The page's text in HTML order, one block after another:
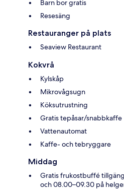
Barn bor gratis
Resesäng
Restauranger på plats
Seaview Restaurant
Kokvrå
Kylskåp
Mikrovågsugn
Köksutrustning
Gratis tepåsar/snabbkaffe
Vattenautomat
Kaffe- och tebryggare
Middag
Gratis frukostbuffé
och 08.00–09.30 på